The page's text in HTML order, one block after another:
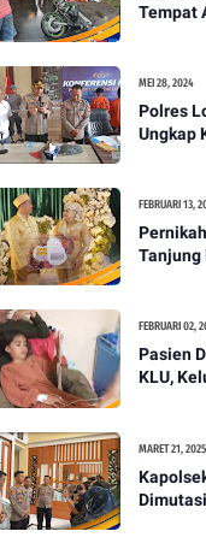
Tempat
Utara -
MEI 28, 2024
Polres
Ungkap
Gantung
FEBRUARI 13,
Tanjung
FEBRUARI 02,
Pasien
KLU,
MARET 21, 2025